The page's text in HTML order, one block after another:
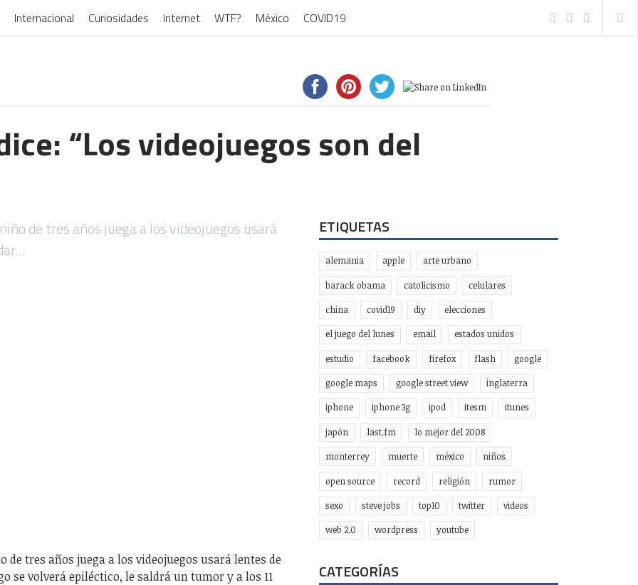
Internacional Curiosidades Internet WTF? México COVID19
“Los videojuegos son del
de tres años juega a los videojuegos usará
de tres años juega a los videojuegos usará lentes de
se volverá epiléctico, le saldrá un tumor y a los 11
ETIQUETAS
alemania apple arte urbano
barack obama catolicismo celulares
china covid19 diy elecciones
el juego del lunes email estados unidos
estudio facebook firefox flash google
google maps google street view inglaterra
iphone iphone 3g ipod itesm itunes
japón last.fm lo mejor del 2008
monterrey muerte méxico niños
open source record religión rumor
sexo steve jobs top10 twitter videos
web 2.0 wordpress youtube
CATEGORÍAS